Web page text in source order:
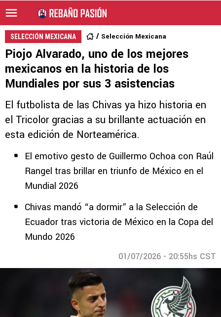
SELECCIÓN MEXICANA Selección Mexicana
Piojo Alvarado, uno de los mejores
mexicanos en la historia de los
Mundiales por sus 3 asistencias
El futbolista de las Chivas ya hizo historia en
el Tricolor gracias a su brillante actuación en
esta edición de Norteamérica.
El emotivo gesto de Guillermo Ochoa con Raúl
Rangel tras brillar en triunfo de México en el
Mundial 2026
Chivas mandó “a dormir” a la Selección de
Ecuador tras victoria de México en la Copa del
Mundo 2026
01/07/2026 - 20:55hs CST